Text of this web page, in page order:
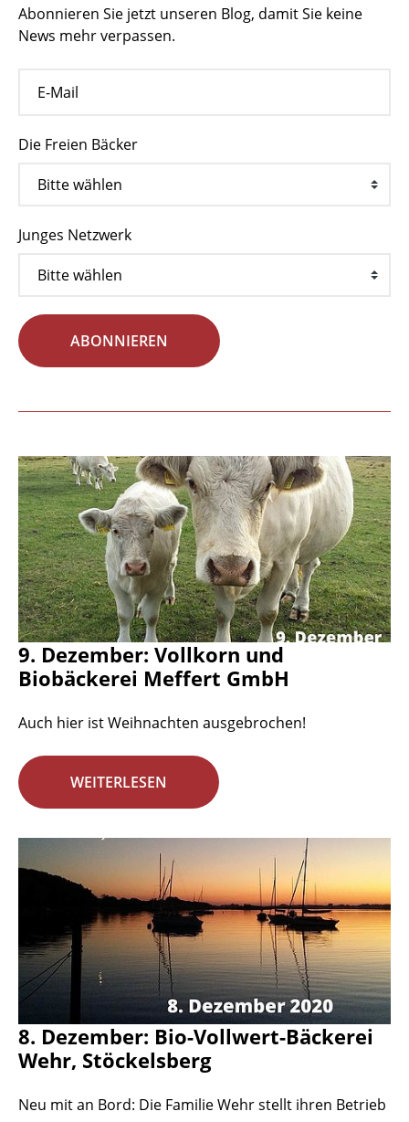
Abonnieren Sie jetzt unseren Blog, damit Sie keine
News mehr verpassen.
Die Freien Bäcker
Junges Netzwerk
ABONNIEREN
9. Dezember: Vollkorn und
Biobäckerei Meffert GmbH
Auch hier ist Weihnachten ausgebrochen!
WEITERLESEN
8. Dezember: Bio-Vollwert-Bäckerei
Wehr, Stöckelsberg
Neu mit an Bord: Die Familie Wehr stellt ihren Betrieb